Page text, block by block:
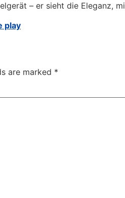
– er sieht die Eleganz,
play
are marked *